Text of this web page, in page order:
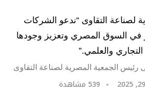
لصناعة التقاوى “ندعو الشركات
في السوق المصري وتعزيز وجودها
التجاري والعلمي.”
رئيس الجمعية المصرية لصناعة التقاوى
539 مشاهدة